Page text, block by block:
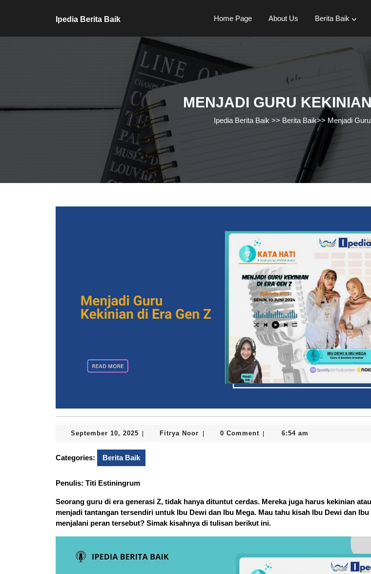
Ipedia Berita Baik Home Page About Us Berita Baik
MENJADI GURU
Ipedia Berita Baik >> Berita Baik>> Menjadi
September 10, 2025 September
2025
Fitrya Noor Fitrya
0 Comment 6:54 am
Categories: Berita Baik
Penulis: Titi Estiningrum
Seorang guru di era generasi Z, tidak hanya dituntut cerdas. Mereka juga harus kekinian
menjadi tantangan tersendiri untuk Ibu Dewi dan Ibu Mega. Mau tahu kisah Ibu Dewi dan Ibu
menjalani peran tersebut? Simak kisahnya di tulisan berikut ini.